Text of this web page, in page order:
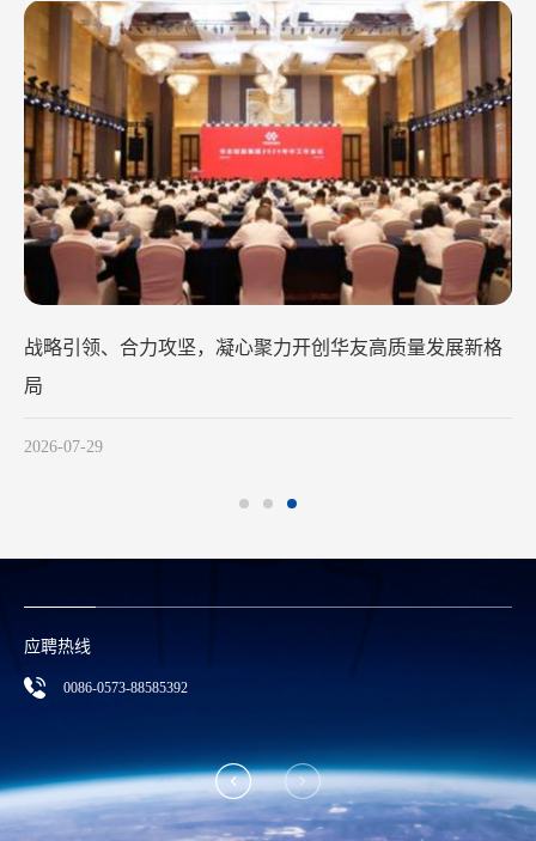
奋楫逐浪凝合力 同舟竞进启新程——华友控股集团2026年
中工作会议龙舟拓展活动圆满举行
2026-07-31
应聘热线
0086-0573-88585392